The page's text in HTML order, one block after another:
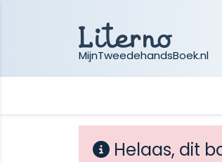
MijnTweedehandsBoek.nl
Helaas, dit